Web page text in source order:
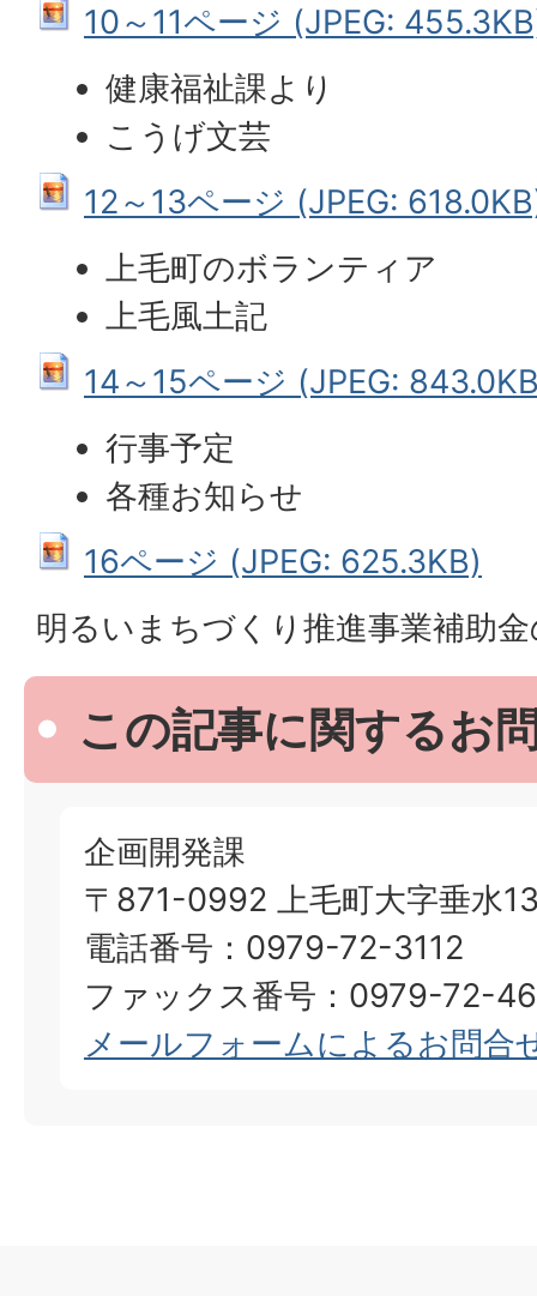
10～11ページ (JPEG:
健康福祉課より
こうげ文芸
12～13ページ (JPEG:
上毛町のボランティア
上毛風土記
14～15ページ (JPEG:
行事予定
各種お知らせ
16ページ (JPEG: 625.3KB)
明るいまちづくり推進事業補助
この記事に関するお
企画開発課
〒871-0992 上毛町大字垂水
電話番号：0979-72-3112
ファックス番号：0979-72-
メールフォームによるお問合